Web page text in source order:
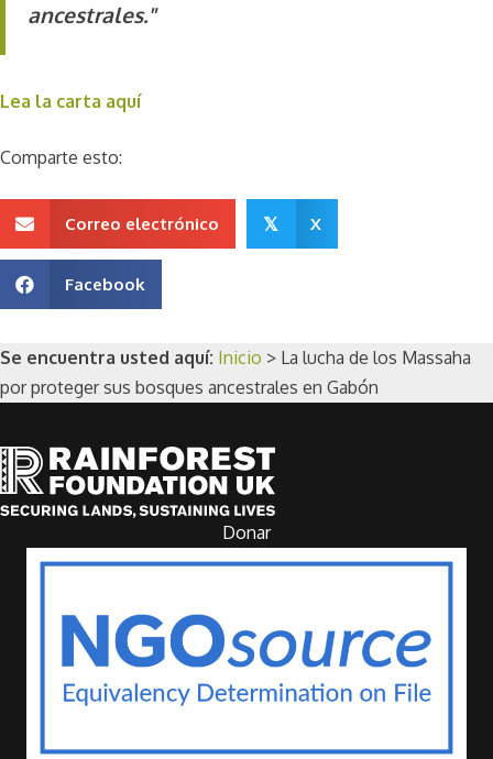
ancestrales."
Lea la carta aquí
Comparte esto:
Correo electrónico 𝕏 X
Facebook
Se encuentra usted aquí: Inicio > La lucha de los Massaha
por proteger sus bosques ancestrales en Gabón
Donar